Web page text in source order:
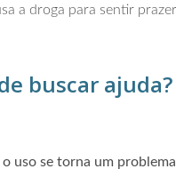
a droga para sentir
buscar ajuda?
uso se torna um